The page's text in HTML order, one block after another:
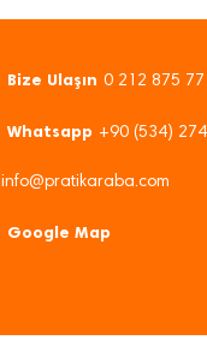
Bize Ulaşın 0 212 875 77
Whatsapp +90 (534)
info@pratikaraba.com
Google Map